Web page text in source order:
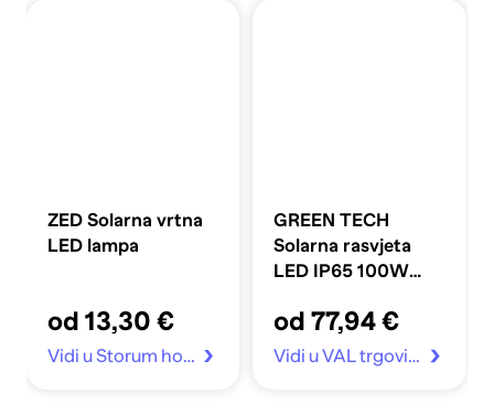
ZED Solarna vrtna
LED lampa
od 13,30 €
Vidi u Storum home
GREEN TECH
Solarna rasvjeta
LED IP65 100W
od 77,94 €
Vidi u VAL trgovina